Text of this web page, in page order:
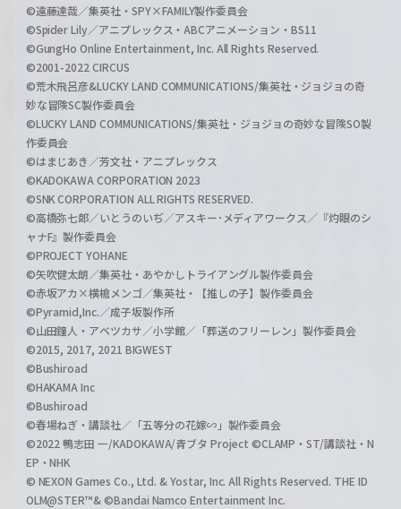
©遠藤達哉／集英社・SPY×FAMILY製作委員会
©Spider Lily／アニプレックス・ABCアニメーション・BS11
©GungHo Online Entertainment, Inc. All Rights Reserved.
©2001-2022 CIRCUS
©荒木飛呂彦&LUCKY LAND COMMUNICATIONS/集英社・ジョジョの奇
妙な冒険SC製作委員会
©LUCKY LAND COMMUNICATIONS/集英社・ジョジョの奇妙な冒険SO製
作委員会
©はまじあき／芳文社・アニプレックス
©KADOKAWA CORPORATION 2023
©SNK CORPORATION ALL RIGHTS RESERVED.
©高橋弥七郎／いとうのいぢ／アスキー･メディアワークス／『灼眼のシ
ャナF』製作委員会
©PROJECT YOHANE
©矢吹健太朗／集英社・あやかしトライアングル製作委員会
©赤坂アカ×横槍メンゴ／集英社・【推しの子】製作委員会
©Pyramid,Inc.／成子坂製作所
©山田鐘人・アベツカサ／小学館／「葬送のフリーレン」製作委員会
©2015, 2017, 2021 BIGWEST
©Bushiroad
©HAKAMA Inc
©Bushiroad
©春場ねぎ・講談社／「五等分の花嫁∽」製作委員会
©2022 鴨志田 一/KADOKAWA/青ブタ Project ©CLAMP・ST/講談社・N
EP・NHK
© NEXON Games Co., Ltd. & Yostar, Inc. All Rights Reserved. THE ID
OLM@STER™& ©Bandai Namco Entertainment Inc.